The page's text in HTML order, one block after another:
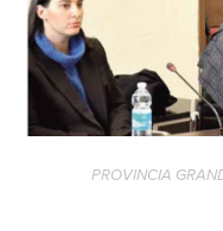
PROVINCIA